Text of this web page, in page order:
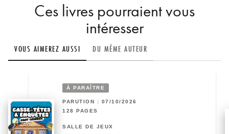
Ces livres pourraient vous
intéresser
VOUS AIMEREZ AUSSI DU MÊME AUTEUR
À PARAÎTRE
PARUTION : 07/10/2026
128 PAGES
SALLE DE JEUX